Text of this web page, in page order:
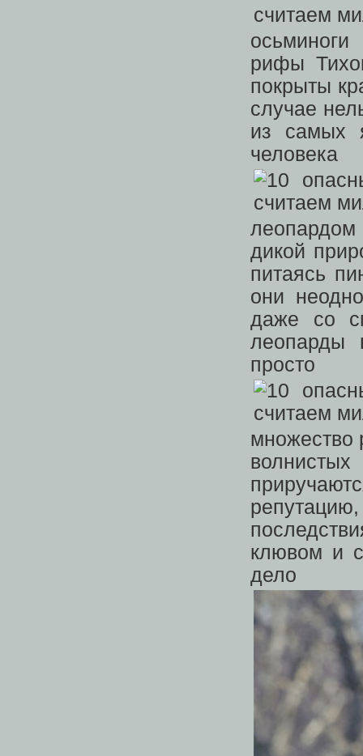
рифы
покрыты
случае
из самых
дикой
питаясь
они
даже со
леопарды
множество
клювом и